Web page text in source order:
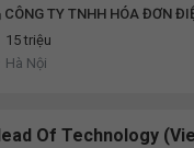
CÔNG TY TNHH HÓA ĐƠN
15 triệu
Hà Nội
Of Technology